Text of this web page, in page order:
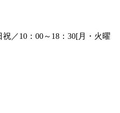
／10：00～18：30[月・火曜